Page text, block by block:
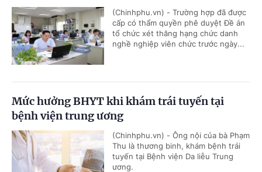
(Chinhphu.vn) - Trường hợp đã được
cấp có thẩm quyền phê duyệt Đề án
tổ chức xét thăng hạng chức danh
nghề nghiệp viên chức trước ngày...
Mức hưởng BHYT khi khám trái tuyến tại
bệnh viện trung ương
(Chinhphu.vn) - Ông nội của bà Phạm
Thu là thương binh, khám bệnh trái
tuyến tại Bệnh viện Da liễu Trung
ương.